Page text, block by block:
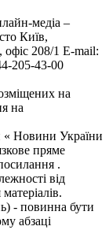
медіа –
Київ,
208/1 E-mail:
205-43-00
на
на
« Новини України
пряме
.
від
- повинна бути
абзаці